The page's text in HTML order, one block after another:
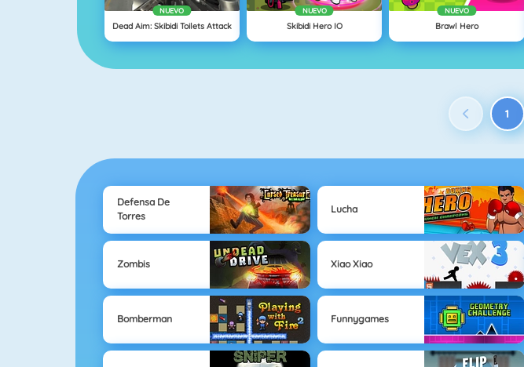
NUEVO
Dead Aim: Skibidi Toilets Attack
NUEVO
Skibidi Hero IO
NUEVO
Brawl Hero
1
Defensa De
Torres
Lucha
Zombis Xiao Xiao
Bomberman Funnygames